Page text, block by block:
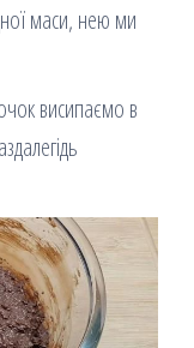
маси, нею ми
висипаємо в